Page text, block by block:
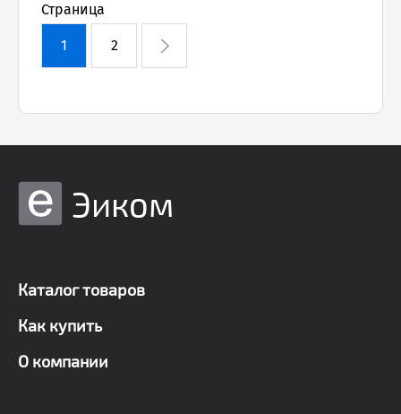
Страница
1 2
Эиком
Каталог товаров
Как купить
О компании